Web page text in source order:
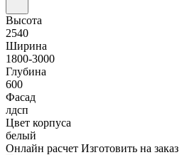
Высота
2540
Ширина
1800-3000
Глубина
600
Фасад
лдсп
Цвет корпуса
белый
Онлайн расчет Изготовить на заказ